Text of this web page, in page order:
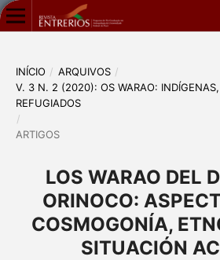
INÍCIO / ARQUIVOS /
V. 3 N. 2 (2020): OS WARAO:
REFUGIADOS
/
ARTIGOS
LOS WARAO DEL
ORINOCO:
COSMOGONÍA,
SITUACIÓN